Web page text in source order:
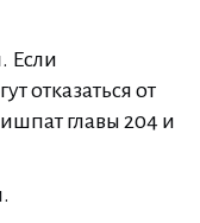
Если
отказаться от
главы 204 и